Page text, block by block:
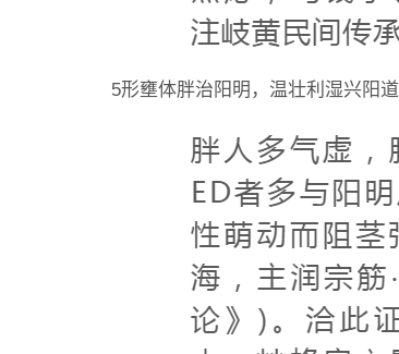
5形壅体胖治阳明，温壮利湿兴阳道